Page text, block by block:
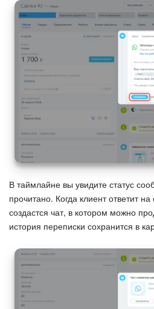
В таймлайне вы увидите статус
прочитано. Когда клиент ответит
создастся чат, в котором можно
история переписки сохранится в